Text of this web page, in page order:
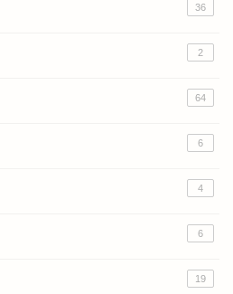
36
2
64
6
4
6
19